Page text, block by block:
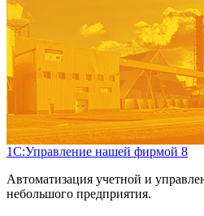
1С:Управление нашей фирмой 8
Автоматизация учетной и
небольшого предприятия.